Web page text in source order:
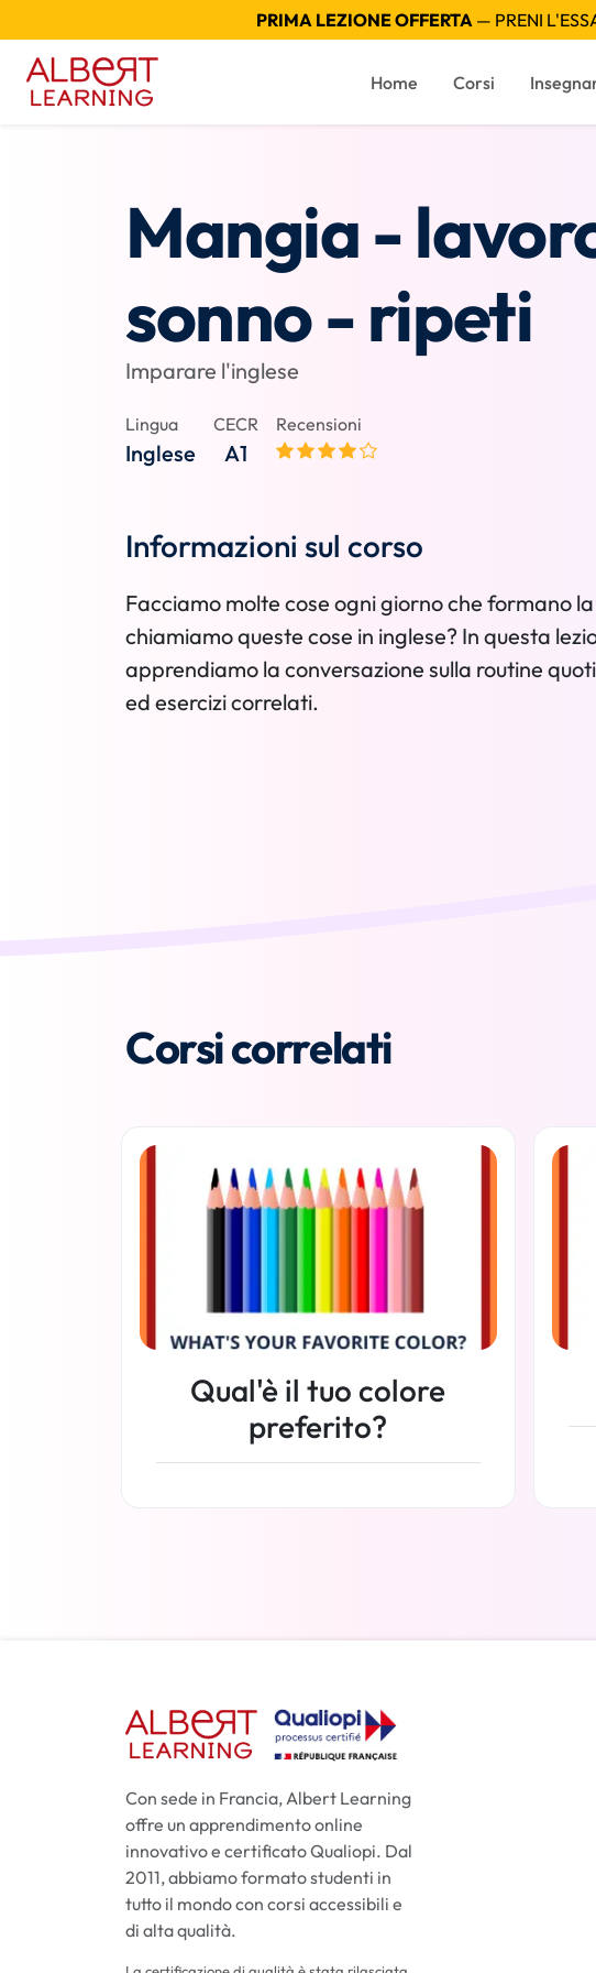
PRIMA LEZIONE OFFERTA— PRENI
Home Corsi
Mangia -
sonno - ripeti
Imparare l'inglese
Lingua
Inglese
CECR
A1
Recensioni
Informazioni sul corso
Facciamo molte cose ogni giorno che formano
chiamiamo queste cose in inglese? In questa
apprendiamo la conversazione sulla routine
ed esercizi correlati.
Corsi correlati
Qual'è il tuo colore
preferito?
Con sede in Francia, Albert Learning
offre un apprendimento online
innovativo e certificato Qualiopi. Dal
2011, abbiamo formato studenti in
tutto il mondo con corsi accessibili e
di alta qualità.